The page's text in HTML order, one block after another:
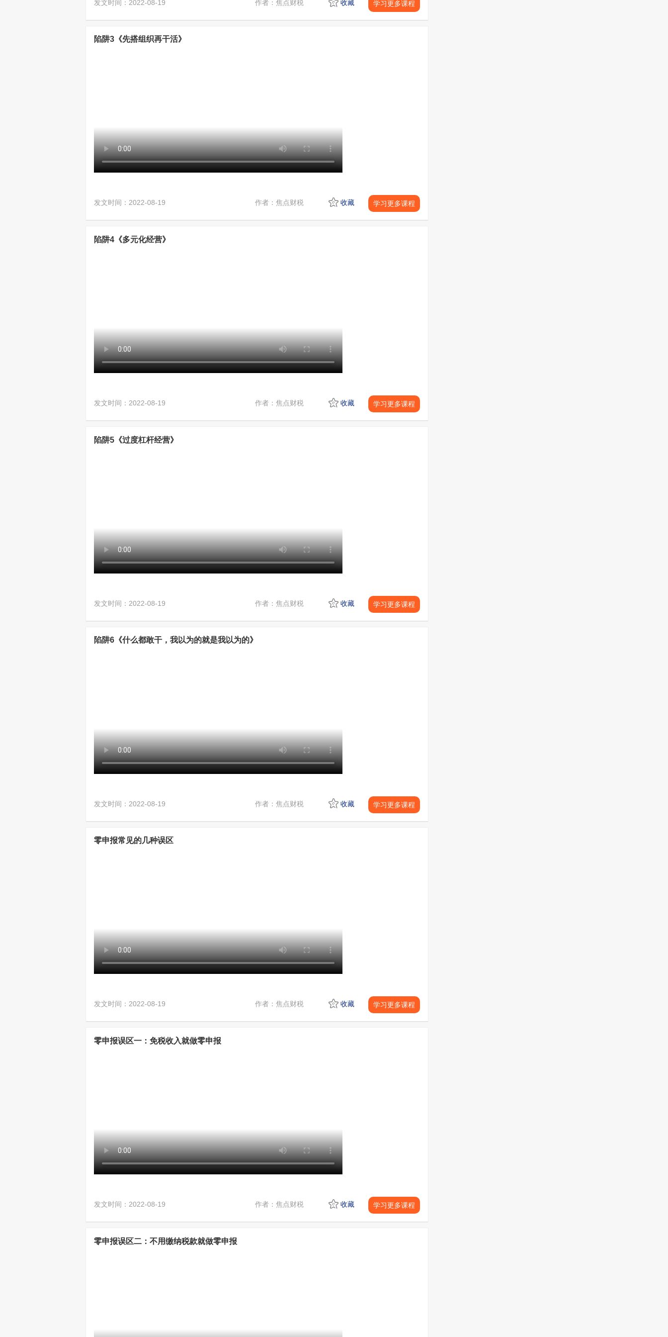
发文时间：2022-08-19 学习更多课程
收藏
作者：焦点财税
陷阱3《先搭组织再干活》
发文时间：2022-08-19 学习更多课程
收藏
作者：焦点财税
陷阱4《多元化经营》
发文时间：2022-08-19 学习更多课程
收藏
作者：焦点财税
陷阱5《过度杠杆经营》
发文时间：2022-08-19 学习更多课程
收藏
作者：焦点财税
陷阱6《什么都敢干，我以为的就是我以为的》
发文时间：2022-08-19 学习更多课程
收藏
作者：焦点财税
零申报常见的几种误区
发文时间：2022-08-19 学习更多课程
收藏
作者：焦点财税
零申报误区一：免税收入就做零申报
发文时间：2022-08-19 学习更多课程
收藏
作者：焦点财税
零申报误区二：不用缴纳税款就做零申报